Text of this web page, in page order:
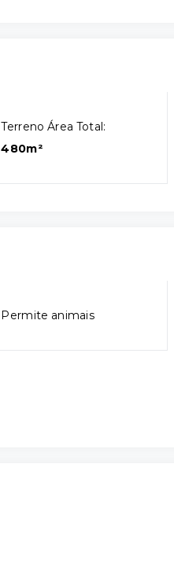
Terreno Área Total:
480m²
Permite animais